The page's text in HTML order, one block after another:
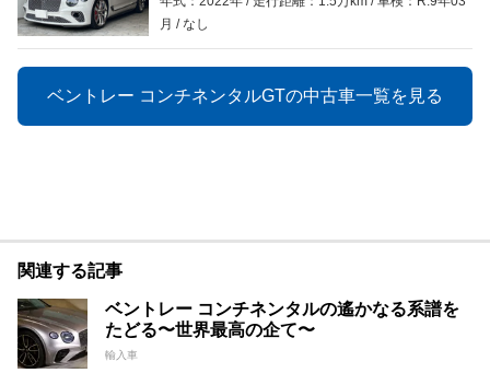
月
なし
ベントレー コンチネンタルGTの中古車一覧を見る
関連する記事
ベントレー コンチネンタルの遙かなる系譜を
たどる〜世界最高の企て〜
輸入車